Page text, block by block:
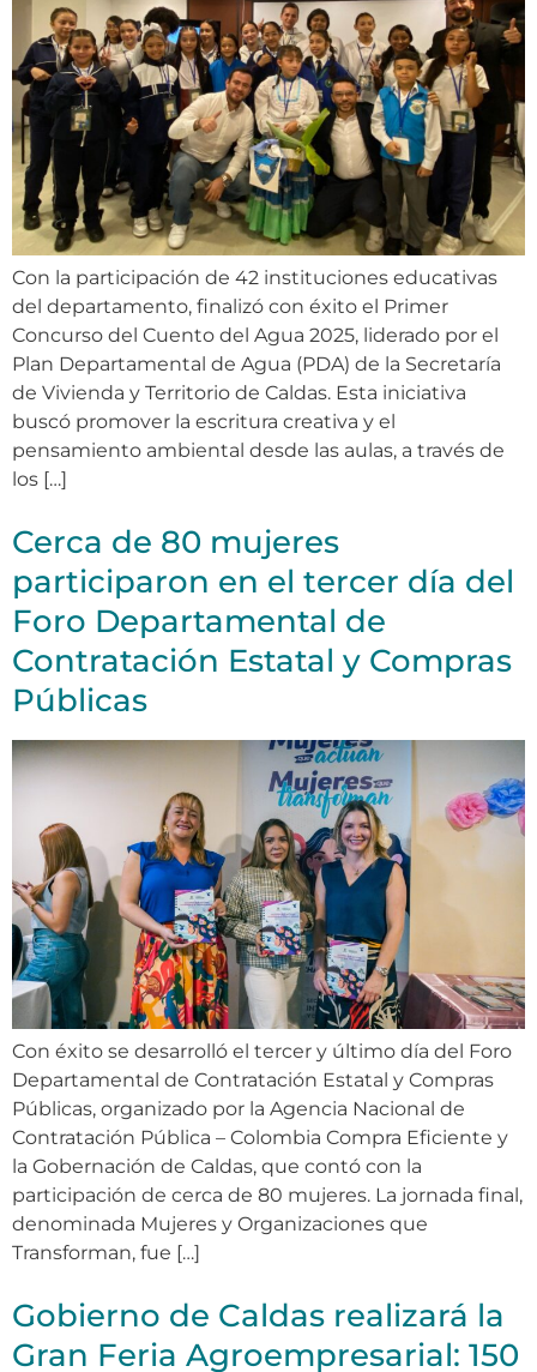
Con la participación de 42 instituciones educativas
del departamento, finalizó con éxito el Primer
Concurso del Cuento del Agua 2025, liderado por el
Plan Departamental de Agua (PDA) de la Secretaría
de Vivienda y Territorio de Caldas. Esta iniciativa
buscó promover la escritura creativa y el
pensamiento ambiental desde las aulas, a través de
los […]
Cerca de 80 mujeres
participaron en el tercer día del
Foro Departamental de
Contratación Estatal y Compras
Públicas
Con éxito se desarrolló el tercer y último día del Foro
Departamental de Contratación Estatal y Compras
Públicas, organizado por la Agencia Nacional de
Contratación Pública – Colombia Compra Eficiente y
la Gobernación de Caldas, que contó con la
participación de cerca de 80 mujeres. La jornada final,
denominada Mujeres y Organizaciones que
Transforman, fue […]
Gobierno de Caldas realizará la
Gran Feria Agroempresarial: 150